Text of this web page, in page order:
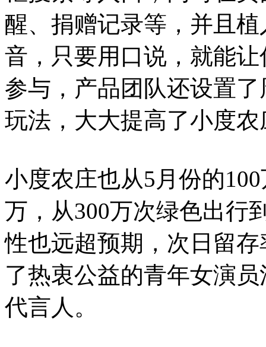
醒、捐赠记录等，并且
音，只要用口说，就能
参与，产品团队还设置
玩法，大大提高了小度
小度农庄也从5月份的
万，从300万次绿色出行
性也远超预期，次日留
了热衷公益的青年女演
代言人。